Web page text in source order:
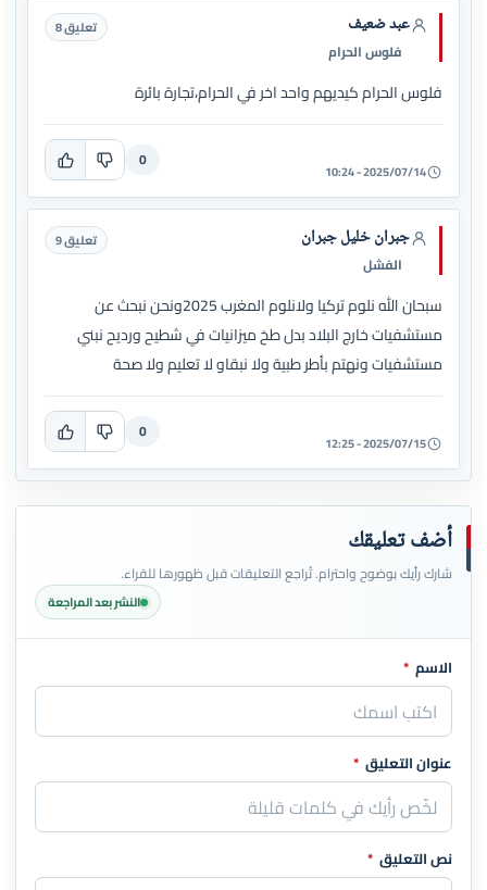
عبد ضعيف
فلوس الحرام
تعليق 8
فلوس الحرام كيديهم واحد اخر في الحرام،تجارة بائرة
2025/07/14 - 10:24
0
جبران خليل جبران
الفشل
تعليق 9
سبحان الله نلوم تركيا ولانلوم المغرب 2025ونحن نبحث عن
مستشفيات خارج البلاد بدل طخ ميزانيات في شطيح ورديح نبني
مستشفيات ونهتم بأطر طبية ولا نبقاو لا تعليم ولا صحة
2025/07/15 - 12:25
0
أضف تعليقك
شارك رأيك بوضوح واحترام. تُراجع التعليقات قبل ظهورها للقراء.
النشر بعد المراجعة
اترك هذا الحقل فارغاً
الاسم *
عنوان التعليق *
نص التعليق *